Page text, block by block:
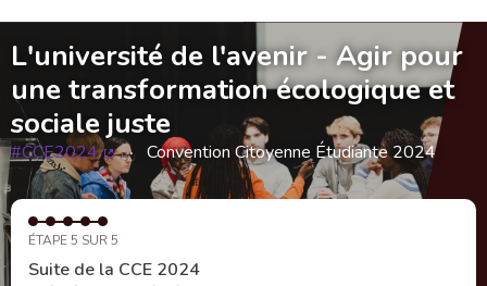
L'université de l'avenir - Agir pour
une transformation écologique et
sociale juste
#CCE2024
(Lien externe)
Convention Citoyenne Étudiante 2024
ÉTAPE 5 SUR 5
Suite de la CCE 2024